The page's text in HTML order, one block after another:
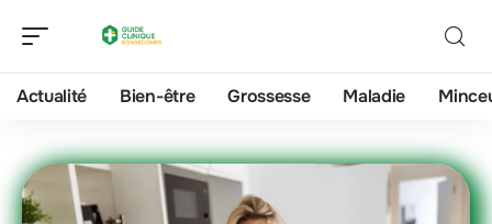
Actualité Bien-être Grossesse Maladie